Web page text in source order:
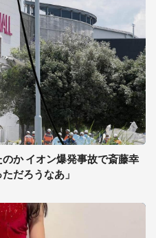
か イオン爆発事故で斎藤幸
だろうなあ」